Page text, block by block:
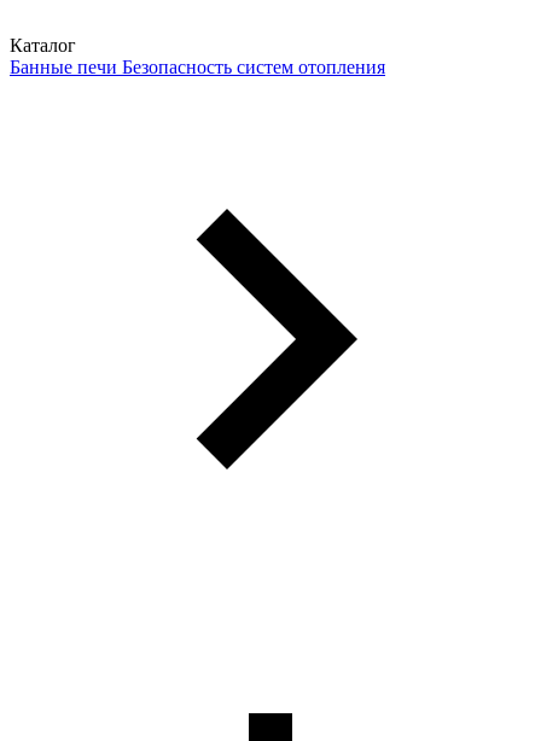
Каталог
Банные печи Безопасность систем отопления